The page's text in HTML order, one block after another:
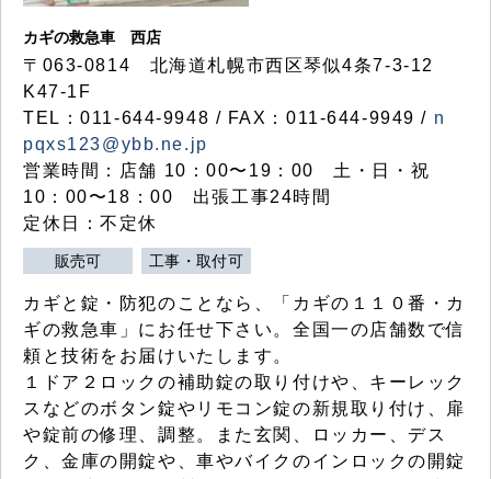
カギの救急車 西店
〒063-0814 北海道札幌市西区琴似4条7-3-12
K47-1F
TEL：011-644-9948 / FAX：011-644-9949 / n
pqxs123@ybb.ne.jp
営業時間：店舗 10：00〜19：00 土・日・祝
10：00〜18：00 出張工事24時間
定休日：不定休
販売可 工事・取付可
カギと錠・防犯のことなら、「カギの１１０番・カ
ギの救急車」にお任せ下さい。全国一の店舗数で信
頼と技術をお届けいたします。
１ドア２ロックの補助錠の取り付けや、キーレック
スなどのボタン錠やリモコン錠の新規取り付け、扉
や錠前の修理、調整。また玄関、ロッカー、デス
ク、金庫の開錠や、車やバイクのインロックの開錠